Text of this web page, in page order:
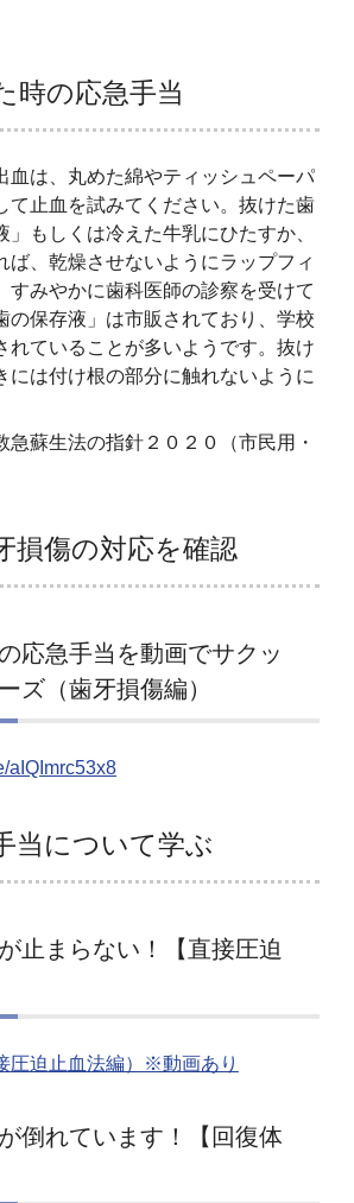
時の応急手当
血は、丸めた綿やティッシュペーパ
て止血を試みてください。抜けた歯
」もしくは冷えた牛乳にひたすか、
ば、乾燥させないようにラップフィ
すみやかに歯科医師の診察を受けて
の保存液」は市販されており、学校
れていることが多いようです。抜け
には付け根の部分に触れないように
急蘇生法の指針２０２０（市民用・
損傷の対応を確認
応急手当を動画でサクッ
ズ（歯牙損傷編）
aIQImrc53x8
当について学ぶ
止まらない！【直接圧迫
圧迫止血法編）※動画あり
倒れています！【回復体